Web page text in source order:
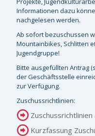
Informationen dazu
nachgelesen werden.
Ab sofort bezuschussen
Mountainbikes, Schlitten
Jugendgruppe!
Bitte ausgefüllten Antrag
der Geschäftsstelle
zur Verfügung.
Zuschussrichtlinien:
Kurzfassung